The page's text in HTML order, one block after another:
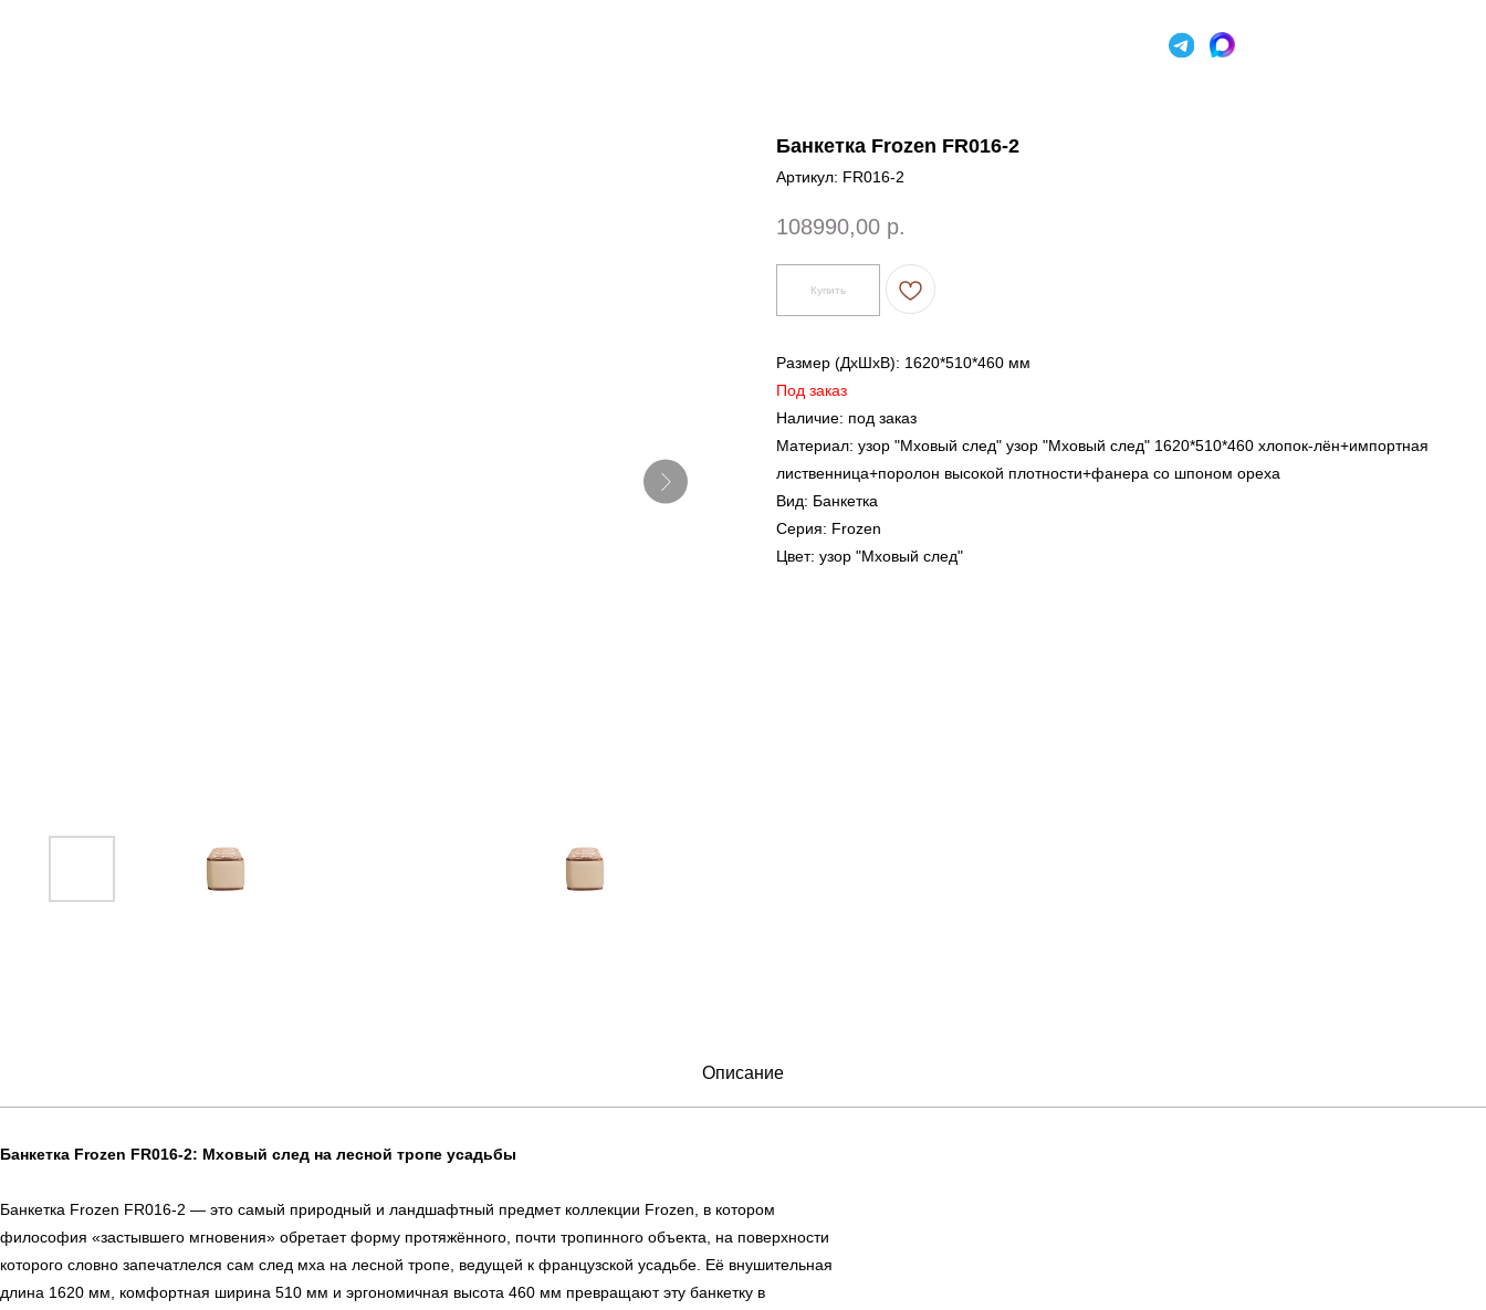
Банкетка Frozen FR016-2
Артикул: FR016-2
108990,00 р.
Купить
Размер (ДxШxВ): 1620*510*460 мм
Под заказ
Наличие: под заказ
Материал: узор "Мховый след" узор "Мховый след" 1620*510*460 хлопок-лён+импортная
лиственница+поролон высокой плотности+фанера со шпоном ореха
Вид: Банкетка
Серия: Frozen
Цвет: узор "Мховый след"
Описание
Банкетка Frozen FR016-2: Мховый след на лесной тропе усадьбы
Банкетка Frozen FR016-2 — это самый природный и ландшафтный предмет коллекции Frozen, в котором
философия «застывшего мгновения» обретает форму протяжённого, почти тропинного объекта, на поверхности
которого словно запечатлелся сам след мха на лесной тропе, ведущей к французской усадьбе. Её внушительная
длина 1620 мм, комфортная ширина 510 мм и эргономичная высота 460 мм превращают эту банкетку в